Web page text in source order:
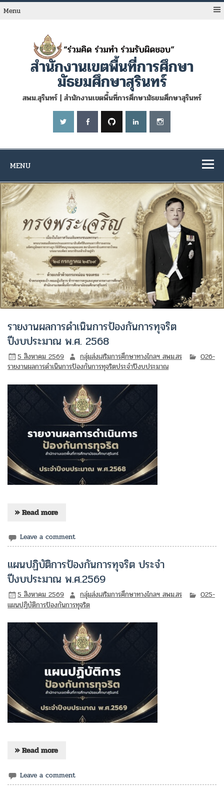
Skip
toMenu
สำนักงานเขตพื้นที่การศึกษา
มัธยมศึกษาสุรินทร์
สพม.สุรินทร์ | สำนักงานเขตพื้นที่การศึกษามัธยมศึกษาสุรินทร์
MENU
รายงานผลการดำเนินการป้องกันการทุจริต
ปีงบประมาณ พ.ศ. 2568
5 สิงหาคม 2569 กลุ่มส่งเสริมการศึกษาทางไกลฯ สพม.สร
O26-
รายงานผลการดำเนินการป้องกันการทุจริตประจำปีงบประมาณ
» Read more
Leave a comment
แผนปฏิบัติการป้องกันการทุจริต ประจำ
ปีงบประมาณ พ.ศ.2569
5 สิงหาคม 2569 กลุ่มส่งเสริมการศึกษาทางไกลฯ สพม.สร
O25-
แผนปฏิบัติการป้องกันการทุจริต
» Read more
Leave a comment